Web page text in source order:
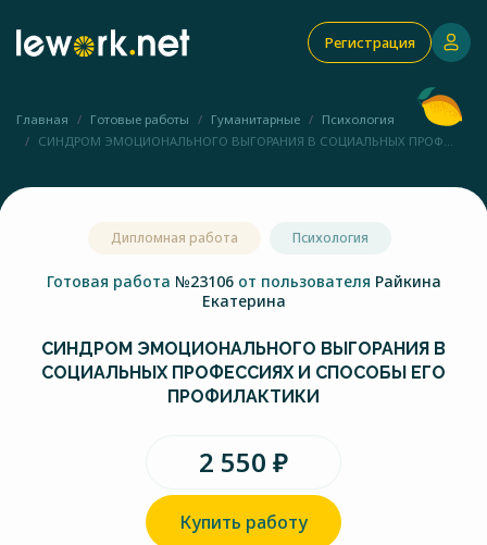
Регистрация
Главная Готовые работы Гуманитарные
Психология
СИНДРОМ ЭМОЦИОНАЛЬНОГО ВЫГОРАНИЯ В СОЦИАЛЬНЫХ ПРОФ...
Дипломная работа Психология
Готовая работа №23106 от пользователя Райкина
Екатерина
СИНДРОМ ЭМОЦИОНАЛЬНОГО ВЫГОРАНИЯ В
СОЦИАЛЬНЫХ ПРОФЕССИЯХ И СПОСОБЫ ЕГО
ПРОФИЛАКТИКИ
2 550 ₽
Купить работу